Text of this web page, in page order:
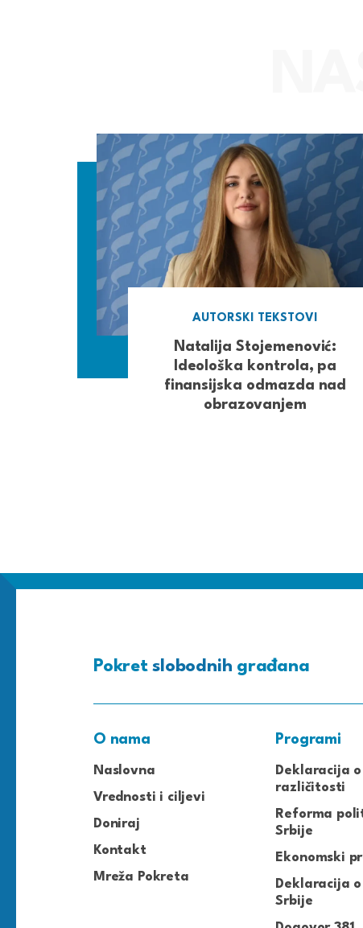
AUTORSKI TEKSTOVI
Natalija Stojemenović:
Ideološka kontrola, pa
finansijska odmazda nad
obrazovanjem
Pokretslobodnih građana
O nama
Naslovna
Vrednosti i ciljevi
Doniraj
Kontakt
Mreža Pokreta
Programi
Deklaracija
različitosti
Reforma
Srbije
Ekonomski
Deklaracija
Srbije